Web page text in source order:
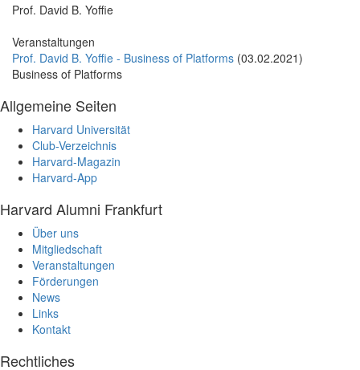
Prof. David B. Yoffie
Veranstaltungen
Prof. David B. Yoffie - Business of Platforms (03.02.2021)
Business of Platforms
Allgemeine Seiten
Harvard Universität
Club-Verzeichnis
Harvard-Magazin
Harvard-App
Harvard Alumni Frankfurt
Über uns
Mitgliedschaft
Veranstaltungen
Förderungen
News
Links
Kontakt
Rechtliches